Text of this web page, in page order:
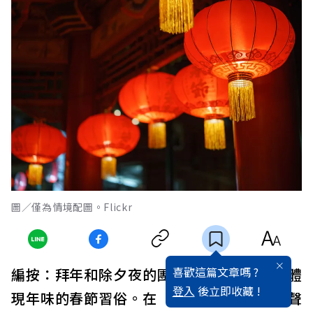
圖／僅為情境配圖。Flickr
喜歡這篇文章嗎 ?
登入 後立即收藏 !
編按：拜年和除夕夜的團圓飯一樣，是最能體
現年味的春節習俗。在「恭喜發財」的祝賀聲